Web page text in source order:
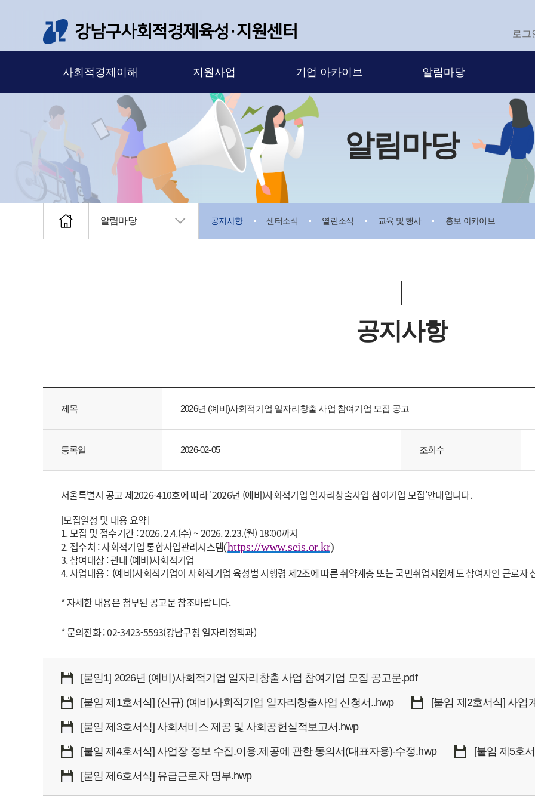
로그
사회적경제이해 지원사업 기업 아카이브 알림마당
알림마당
알림마당 공지사항 센터소식 열린소식 교육 및 행사 홍보 아카이브
공지사항
제목 2026년 (예비)사회적기업 일자리창출 사업 참여기업 모집 공고
등록일 2026-02-05 조회수
서울특별시 공고 제2026-410호에 따라 '2026년 (예비)사회적기업 일자리창출사업 참여기업 모집'안내입니다.
[모집일정 및 내용 요약]
1. 모집 및 접수기간 : 2026. 2.4.(수) ~ 2026. 2.23.(월) 18:00까지
2. 접수처 : 사회적기업 통합사업관리시스템(https://www.seis.or.kr)
3. 참여대상 : 관내 (예비)사회적기업
4. 사업내용 : (예비)사회적기업이 사회적기업 육성법 시행령 제2조에 따른 취약계층 또는 국민취업지원제도 참여자인 근로자
* 자세한 내용은 첨부된 공고문 참조바랍니다.
* 문의전화 : 02-3423-5593(강남구청 일자리정책과)
[붙임1] 2026년 (예비)사회적기업 일자리창출 사업 참여기업 모집 공고문.pdf
[붙임 제1호서식] (신규) (예비)사회적기업 일자리창출사업 신청서..hwp [붙임 제2호서식] 사업
[붙임 제3호서식] 사회서비스 제공 및 사회공헌실적보고서.hwp
[붙임 제4호서식] 사업장 정보 수집.이용.제공에 관한 동의서(대표자용)-수정.hwp [붙임 제5호
[붙임 제6호서식] 유급근로자 명부.hwp